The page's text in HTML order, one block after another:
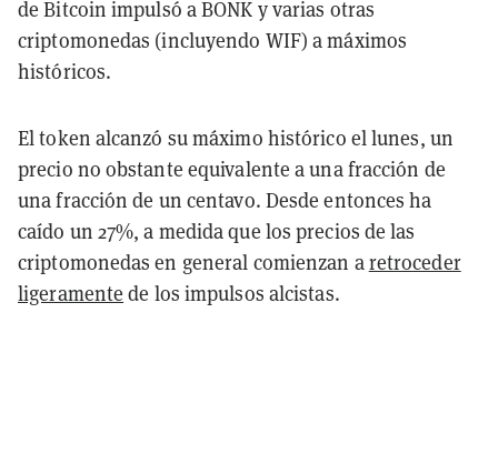
de Bitcoin impulsó a BONK y varias otras
criptomonedas (incluyendo WIF) a máximos
históricos.
El token alcanzó su máximo histórico el lunes, un
precio no obstante equivalente a una fracción de
una fracción de un centavo. Desde entonces ha
caído un 27%, a medida que los precios de las
criptomonedas en general comienzan aretroceder
ligeramente de los impulsos alcistas.